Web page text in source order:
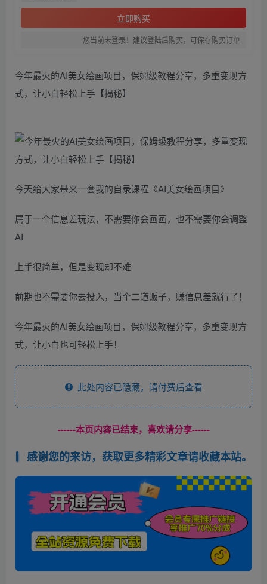
立即购买
您当前未登录！建议登陆后购买，可保存购买订单
今年最火的AI美女绘画项目，保姆级教程分享，多重变现方
式，让小白轻松上手【揭秘】
今天给大家带来一套我的自录课程《AI美女绘画项目》
属于一个信息差玩法，不需要你会画画，也不需要你会调整
AI
上手很简单，但是变现却不难
前期也不需要你去投入，当个二道贩子，赚信息差就行了！
今年最火的AI美女绘画项目，保姆级教程分享，多重变现方
式，让小白也可轻松上手！
此处内容已隐藏，请付费后查看
------本页内容已结束，喜欢请分享------
感谢您的来访，获取更多精彩文章请收藏本站。